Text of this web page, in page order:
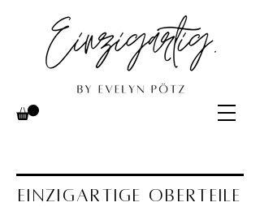
EINZIGARTIGE OBERTEILE